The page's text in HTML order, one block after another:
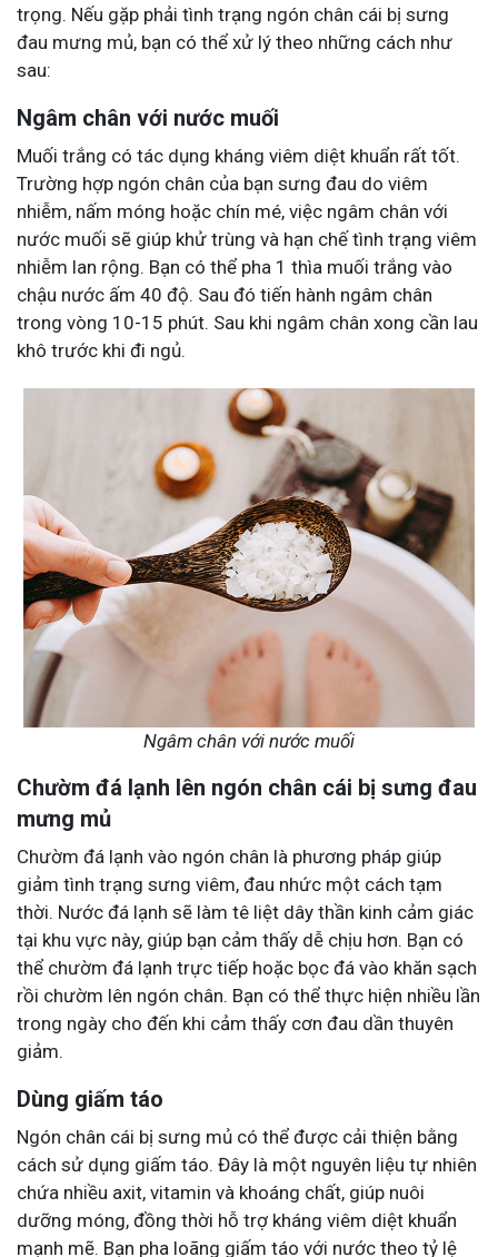
trọng. Nếu gặp phải tình trạng ngón chân cái bị sưng
đau mưng mủ, bạn có thể xử lý theo những cách như
sau:
Ngâm chân với nước muối
Muối trắng có tác dụng kháng viêm diệt khuẩn rất tốt.
Trường hợp ngón chân của bạn sưng đau do viêm
nhiễm, nấm móng hoặc chín mé, việc ngâm chân với
nước muối sẽ giúp khử trùng và hạn chế tình trạng viêm
nhiễm lan rộng. Bạn có thể pha 1 thìa muối trắng vào
chậu nước ấm 40 độ. Sau đó tiến hành ngâm chân
trong vòng 10-15 phút. Sau khi ngâm chân xong cần lau
khô trước khi đi ngủ.
Ngâm chân với nước muối
Chườm đá lạnh lên ngón chân cái bị sưng đau
mưng mủ
Chườm đá lạnh vào ngón chân là phương pháp giúp
giảm tình trạng sưng viêm, đau nhức một cách tạm
thời. Nước đá lạnh sẽ làm tê liệt dây thần kinh cảm giác
tại khu vực này, giúp bạn cảm thấy dễ chịu hơn. Bạn có
thể chườm đá lạnh trực tiếp hoặc bọc đá vào khăn sạch
rồi chườm lên ngón chân. Bạn có thể thực hiện nhiều lần
trong ngày cho đến khi cảm thấy cơn đau dần thuyên
giảm.
Dùng giấm táo
Ngón chân cái bị sưng mủ có thể được cải thiện bằng
cách sử dụng giấm táo. Đây là một nguyên liệu tự nhiên
chứa nhiều axit, vitamin và khoáng chất, giúp nuôi
dưỡng móng, đồng thời hỗ trợ kháng viêm diệt khuẩn
mạnh mẽ. Bạn pha loãng giấm táo với nước theo tỷ lệ